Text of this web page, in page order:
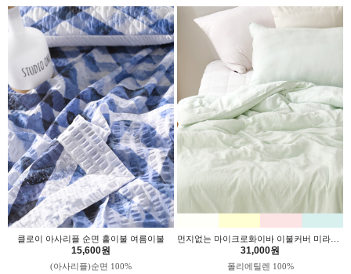
클로이 아사리플 순면 홑이불 여름이불
15,600원
(아사리플)순면 100%
31,000원
폴리에틸렌 100%